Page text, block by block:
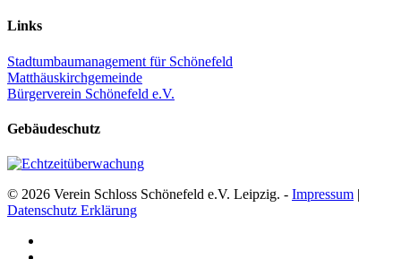
Links
Stadtumbaumanagement für Schönefeld
Matthäuskirchgemeinde
Bürgerverein Schönefeld e.V.
Gebäudeschutz
© 2026 Verein Schloss Schönefeld e.V. Leipzig. - Impressum |
Datenschutz Erklärung